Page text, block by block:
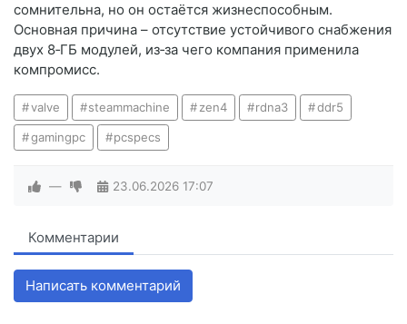
сомнительна, но он остаётся жизнеспособным.
Основная причина – отсутствие устойчивого снабжения
двух 8‑ГБ модулей, из‑за чего компания применила
компромисс.
valve steammachine zen4 rdna3 ddr5
gamingpc pcspecs
— 23.06.2026 17:07
Комментарии
Написать комментарий